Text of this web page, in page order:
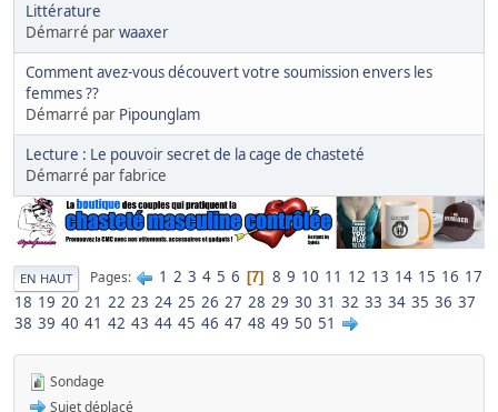
Littérature
Démarré parwaaxer
Comment avez-vous découvert votre soumission envers les
femmes ??
Démarré par Pipounglam
Lecture : Le pouvoir secret de la cage de chasteté
Démarré par fabrice
EN HAUT Pages 1 2 3 4 5 6 7 8 9 10 11 12 13 14 15 16 17
18 19 20 21 22 23 24 25 26 27 28 29 30 31 32 33 34 35 36 37
38 39 40 41 42 43 44 45 46 47 48 49 50 51
Sondage
Sujet déplacé